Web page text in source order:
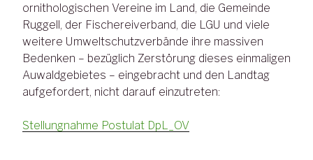
ornithologischen Vereine im Land, die Gemeinde
Ruggell, der Fischereiverband, die LGU und viele
weitere Umweltschutzverbände ihre massiven
Bedenken – bezüglich Zerstörung dieses einmaligen
Auwaldgebietes – eingebracht und den Landtag
aufgefordert, nicht darauf einzutreten:
Stellungnahme Postulat DpL_OV